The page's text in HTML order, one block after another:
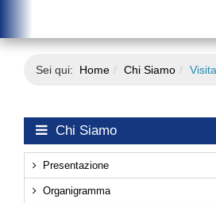
Sei qui: Home Chi Siamo
Chi Siamo
Presentazione
Organigramma